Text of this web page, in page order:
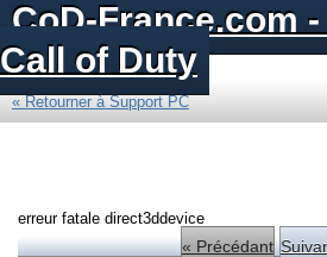
CoD-France.com
Call of Duty
« Retourner à Support PC
erreur fatale direct3ddevice
« Précédant